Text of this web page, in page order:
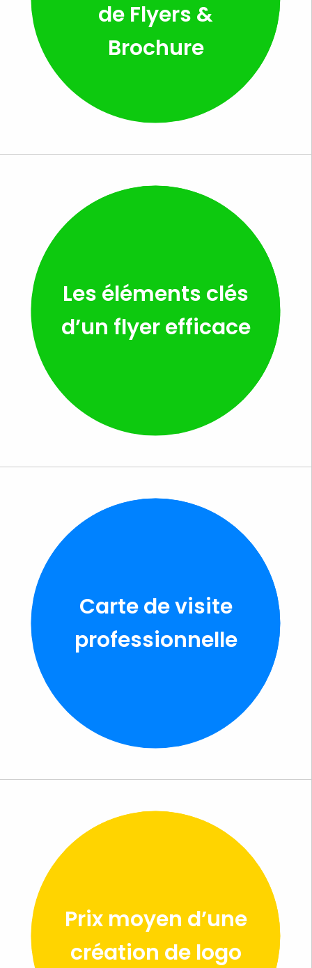
de Flyers &
Brochure
Les éléments clés
d’un flyer efficace
Carte de visite
professionnelle
Prix moyen d’une
création de logo